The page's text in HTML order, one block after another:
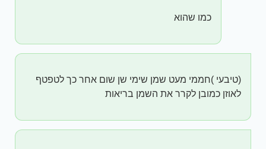
כמו שהוא
(טיבעי )חממי מעט שמן שימי שן שום אחר כך לטפטף
לאוזן כמובן לקרר את השמן בריאות